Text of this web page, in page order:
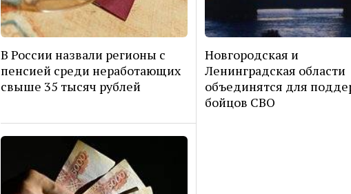
В России назвали регионы с
пенсией среди неработающих
свыше 35 тысяч рублей
Новгородская и
Ленинградская области
объединятся для
бойцов СВО